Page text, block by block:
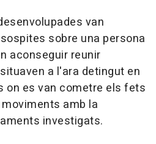
van
sobre una persona
aconseguir reunir
a l'ara detingut en
on es van cometre els fets
amb la
investigats.